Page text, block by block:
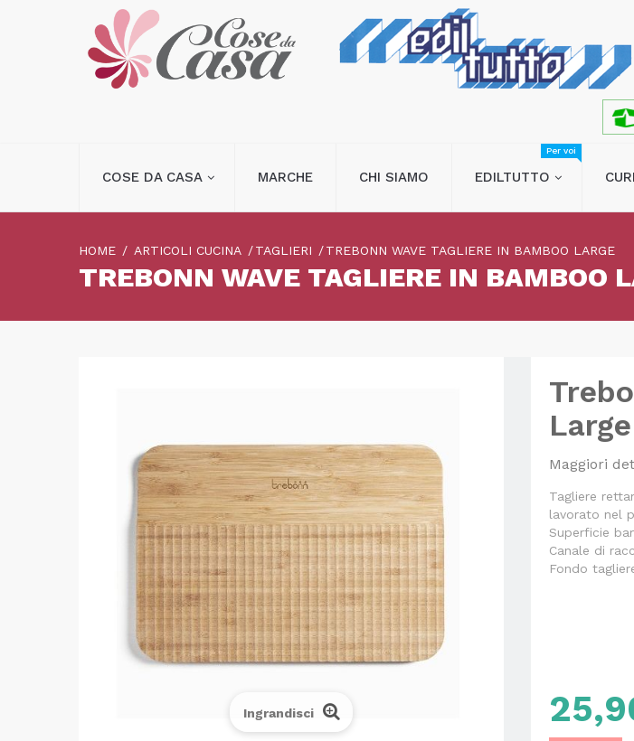
COSE DA CASA MARCHE CHI SIAMO EDILTUTTO
Per voi
HOME ARTICOLI CUCINA TAGLIERI TREBONN WAVE TAGLIERE IN BAMBOO LARGE
TREBONN WAVE TAGLIERE IN BAMBOO
Ingrandisci
Large
Maggiori
Tagliere
lavorato nel
Superficie
Canale di
Fondo